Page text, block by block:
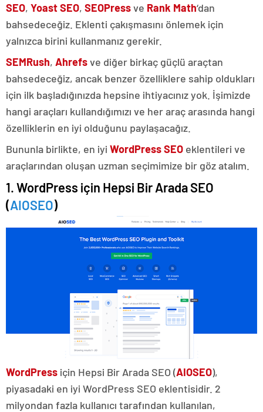
SEO, Yoast SEO, SEOPressve Rank Math‘dan
bahsedeceğiz. Eklenti çakışmasını önlemek için
yalnızca birini kullanmanız gerekir.
SEMRush, Ahrefsve diğer birkaç güçlü araçtan
bahsedeceğiz, ancak benzer özelliklere sahip oldukları
için ilk başladığınızda hepsine ihtiyacınız yok. İşimizde
hangi araçları kullandığımızı ve her araç arasında hangi
özelliklerin en iyi olduğunu paylaşacağız.
Bununla birlikte, en iyi WordPress SEO eklentileri ve
araçlarından oluşan uzman seçimimize bir göz atalım.
1. WordPress için Hepsi Bir Arada SEO
(AIOSEO)
WordPress için Hepsi Bir Arada SEO (AIOSEO),
piyasadaki en iyi WordPress SEO eklentisidir. 2
milyondan fazla kullanıcı tarafından kullanılan,